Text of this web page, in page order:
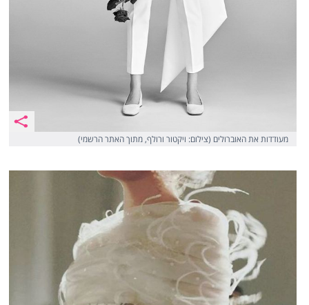
מעודדות את האוברולים (צילום: ויקטור ורולף, מתוך האתר הרשמי)